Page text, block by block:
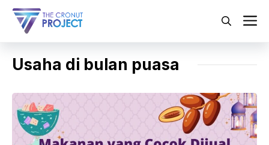
Langsung
Usaha di bulan puasa